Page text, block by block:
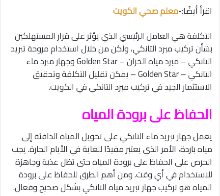
اقرأ أيضًا:-معلم صحي الكويت
التكلفة هي العامل الرئيسي الذي يؤثر على قرار المستهلكين
بشأن تركيب مبرد التانكي، ولكن من خلال استخدام مروحة تبريد
التانكي – مبرد مياه الخزان – Golden Star وجهاز مبرد ماء
التانكي – Golden Star – يمكن تقليل التكلفة وتحقيق
الاستثمار الجيد في تركيب مبرد التانكي في الكويت.
الحفاظ على برودة المياه
يعمل جهاز تبريد ماء التانكي على تحويل المياه الدافئة إلى
مياه باردة، الأمر الذي يعتبر مفيدًا للغاية في الأيام الحارة. يجب
الحرص على الحفاظ على برودة المياه حتى تظل عذبة وجاهزة
للاستخدام في أي وقت. ومن أهم الطرق للحفاظ على برودة
المياه هو تركيب جهاز تبريد مياه التانكي بشكل صحيح وفعال.